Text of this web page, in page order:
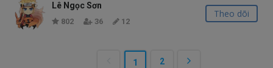
Lê Ngọc Sơn
802 36 12
Theo dõi
1 2